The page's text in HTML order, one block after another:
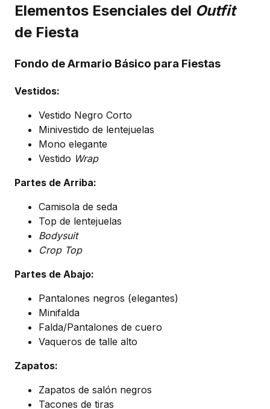
Elementos Esenciales del Outfit
de Fiesta
Fondo de Armario Básico para Fiestas
Vestidos:
Vestido Negro Corto
Minivestido de lentejuelas
Mono elegante
Vestido Wrap
Partes de Arriba:
Camisola de seda
Top de lentejuelas
Bodysuit
Crop Top
Partes de Abajo:
Pantalones negros (elegantes)
Minifalda
Falda/Pantalones de cuero
Vaqueros de talle alto
Zapatos:
Zapatos de salón negros
Tacones de tiras